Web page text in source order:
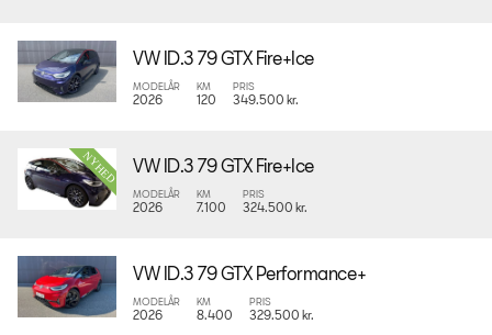
VW ID.3 79 GTX Fire+Ice
MODELÅR
2026
KM
120
PRIS
349.500 kr.
VW ID.3 79 GTX Fire+Ice
MODELÅR
2026
KM
7.100
PRIS
324.500 kr.
VW ID.3 79 GTX Performance+
MODELÅR
2026
KM
8.400
PRIS
329.500 kr.